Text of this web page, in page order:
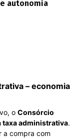
autonomia
– economia
o Consórcio
taxa administrativa.
a compra com